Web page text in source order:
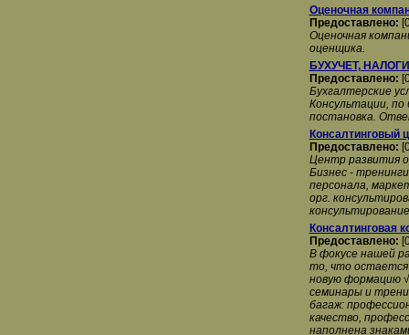
Оценочная
Предоставлено:
Оценочная
оценщика.
БУХУЧЕТ,
Предоставлено:
Бухгалтерские
Консультации, по
постановка.
Консалтинговый
Предоставлено:
Центр развития
Бизнес -
персонала,
орг.
Консалтинговая
Предоставлено:
В фокусе нашей
то, что остается
новую формацию √
семинары и
багаж:
качество,
наполнена